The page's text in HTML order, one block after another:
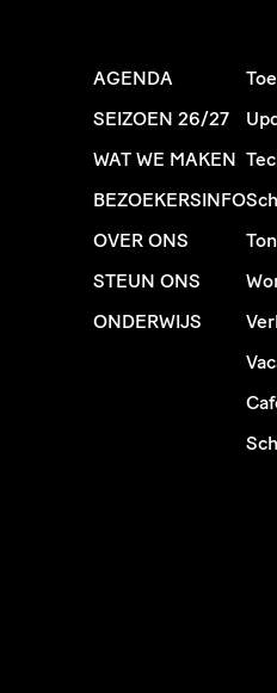
AGENDA
SEIZOEN 26/27
WAT WE MAKEN
BEZOEKERSINFO
OVER ONS
STEUN ONS
ONDERWIJS